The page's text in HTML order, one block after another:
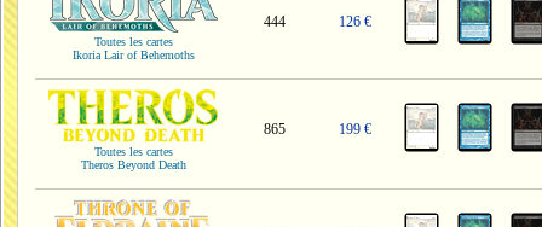
Toutes les cartes
Ikoria Lair of Behemoths
444 126 €
Toutes les cartes
Theros Beyond Death
865 199 €